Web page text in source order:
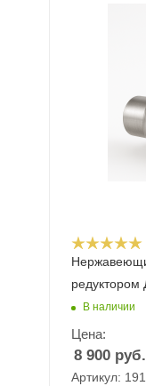
редуктором
В наличии
Цена:
8 900 руб.
Артикул: